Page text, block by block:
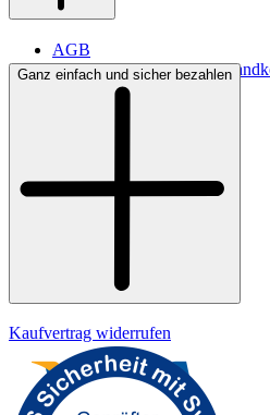
AGB
Lieferbedingungen &
Bezahlung
Ganz einfach und sicher bezahlen
Kaufvertrag widerrufen